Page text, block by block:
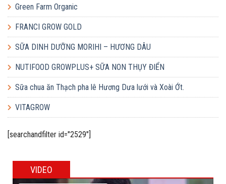
Green Farm Organic
FRANCI GROW GOLD
SỮA DINH DƯỠNG MORIHI – HƯƠNG DÂU
NUTIFOOD GROWPLUS+ SỮA NON THỤY ĐIỂN
Sữa chua ăn Thạch pha lê Hương Dưa lưới và Xoài Ớt.
VITAGROW
[searchandfilter id="2529"]
VIDEO